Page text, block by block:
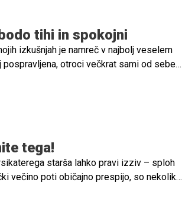
tihi in spokojni
izkušnjah je namreč v najbolj veselem
otroci večkrat sami od sebe
tega!
starša lahko pravi izziv – sploh
večino poti običajno prespijo, so nekoliko